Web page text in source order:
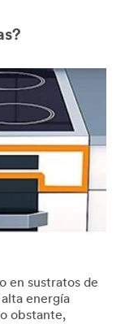
en sustratos de
energía
obstante,